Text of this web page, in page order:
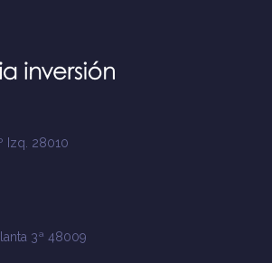
Izq. 28010
3ª 48009